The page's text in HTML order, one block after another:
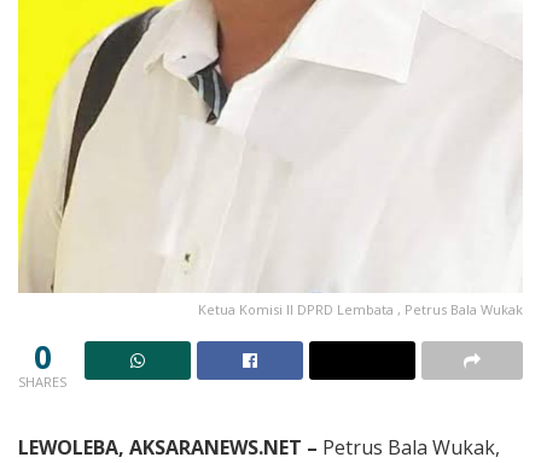
Ketua Komisi II DPRD Lembata , Petrus Bala Wukak
0
SHARES
LEWOLEBA, AKSARANEWS.NET – Petrus Bala Wukak,